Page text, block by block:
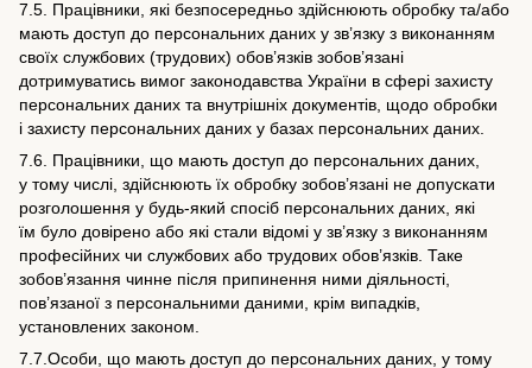
7.5. Працівники, які безпосередньо здійснюють обробку та/або
мають доступ до персональних даних у зв’язку з виконанням
своїх службових (трудових) обов’язків зобов’язані
дотримуватись вимог законодавства України в сфері захисту
персональних даних та внутрішніх документів, щодо обробки
і захисту персональних даних у базах персональних даних.
7.6. Працівники, що мають доступ до персональних даних,
у тому числі, здійснюють їх обробку зобов’язані не допускати
розголошення у будь-який спосіб персональних даних, які
їм було довірено або які стали відомі у зв’язку з виконанням
професійних чи службових або трудових обов’язків. Таке
зобов’язання чинне після припинення ними діяльності,
пов’язаної з персональними даними, крім випадків,
установлених законом.
7.7.Особи, що мають доступ до персональних даних, у тому